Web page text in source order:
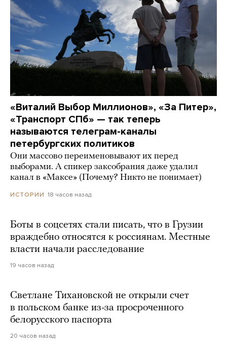
«Виталий Выбор Миллионов», «За Питер»,
«Транспорт СПб» — так теперь
называются телеграм-каналы
петербургских политиков
Они массово переименовывают их перед
выборами. А спикер заксобрания даже удалил
канал в «Максе» (Почему? Никто не понимает)
ИСТОРИИ 18 часов назад
Боты в соцсетях стали писать, что в Грузии
враждебно относятся к россиянам. Местные
власти начали расследование
19 часов назад
Светлане Тихановской не открыли счет
в польском банке из-за просроченного
белорусского паспорта
20 часов назад